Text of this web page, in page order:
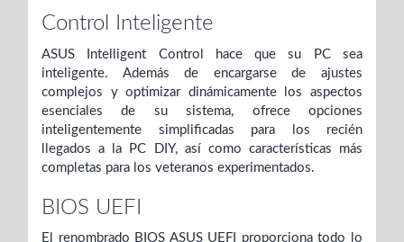
Control Inteligente
ASUS Intelligent Control hace que su PC sea
inteligente. Además de encargarse de ajustes
complejos y optimizar dinámicamente los aspectos
esenciales de su sistema, ofrece opciones
inteligentemente simplificadas para los recién
llegados a la PC DIY, así como características más
completas para los veteranos experimentados.
BIOS UEFI
El renombrado BIOS ASUS UEFI proporciona todo lo